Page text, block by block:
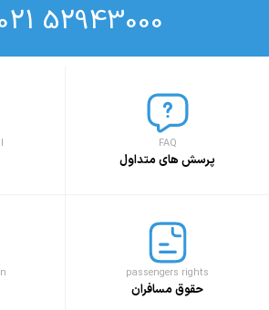
021 52943000
FAQ
پرسش های متداول
passengers rights
حقوق مسافران